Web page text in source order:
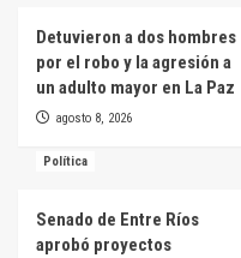
Detuvieron a dos hombres
por el robo y la agresión a
un adulto mayor en La Paz
agosto 8, 2026
Política
Senado de Entre Ríos
aprobó proyectos